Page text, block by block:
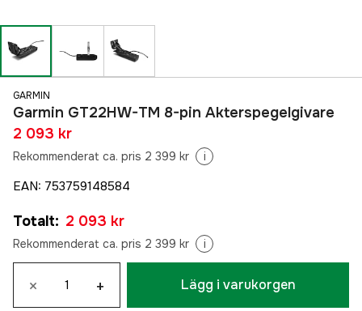
GARMIN
Garmin GT22HW-TM 8-pin Akterspegelgivare
2 093 kr
Rekommenderat ca. pris 2 399 kr i
EAN: 753759148584
Totalt: 2 093 kr
Rekommenderat ca. pris 2 399 kr i
× + Lägg i varukorgen